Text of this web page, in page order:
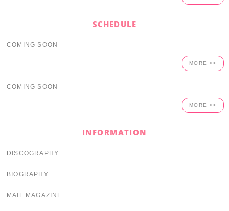
SCHEDULE
COMING SOON
MORE >>
COMING SOON
MORE >>
INFORMATION
DISCOGRAPHY
BIOGRAPHY
MAIL MAGAZINE